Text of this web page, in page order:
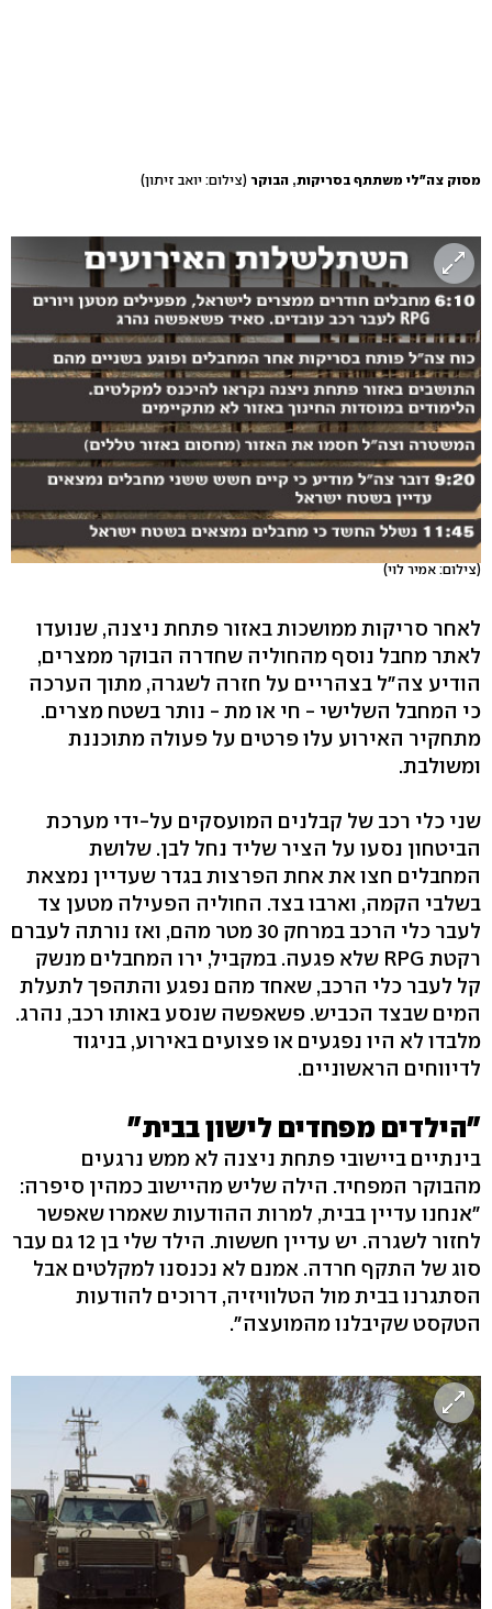
מסוק צה"לי משתתף בסריקות, הבוקר (צילום: יואב זיתון)
(צילום: אמיר לוי)
לאחר סריקות ממושכות באזור פתחת ניצנה, שנועדו
לאתר מחבל נוסף מהחוליה שחדרה הבוקר ממצרים,
הודיע צה"ל בצהריים על חזרה לשגרה, מתוך הערכה
כי המחבל השלישי - חי או מת - נותר בשטח מצרים.
מתחקיר האירוע עלו פרטים על פעולה מתוכננת
ומשולבת.
שני כלי רכב של קבלנים המועסקים על-ידי מערכת
הביטחון נסעו על הציר שליד נחל לבן. שלושת
המחבלים חצו את אחת הפרצות בגדר שעדיין נמצאת
בשלבי הקמה, וארבו בצד. החוליה הפעילה מטען צד
לעבר כלי הרכב במרחק 30 מטר מהם, ואז נורתה לעברם
רקטת RPG שלא פגעה. במקביל, ירו המחבלים מנשק
קל לעבר כלי הרכב, שאחד מהם נפגע והתהפך לתעלת
המים שבצד הכביש. פשאפשה שנסע באותו רכב, נהרג.
מלבדו לא היו נפגעים או פצועים באירוע, בניגוד
לדיווחים הראשוניים.
"הילדים מפחדים לישון בבית"
בינתיים ביישובי פתחת ניצנה לא ממש נרגעים
מהבוקר המפחיד. הילה שליש מהיישוב כמהין סיפרה:
"אנחנו עדיין בבית, למרות ההודעות שאמרו שאפשר
לחזור לשגרה. יש עדיין חששות. הילד שלי בן 12 גם עבר
סוג של התקף חרדה. אמנם לא נכנסנו למקלטים אבל
הסתגרנו בבית מול הטלוויזיה, דרוכים להודעות
הטקסט שקיבלנו מהמועצה".